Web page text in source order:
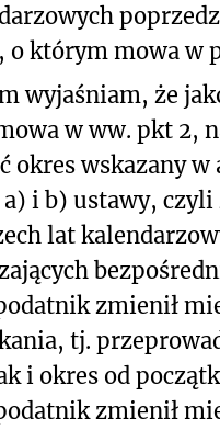
o którym mowa w
wyjaśniam, że
w ww. pkt 2,
okres wskazany w
i b) ustawy, czyli
lat
zmienił
tj.
i okres od
zmienił